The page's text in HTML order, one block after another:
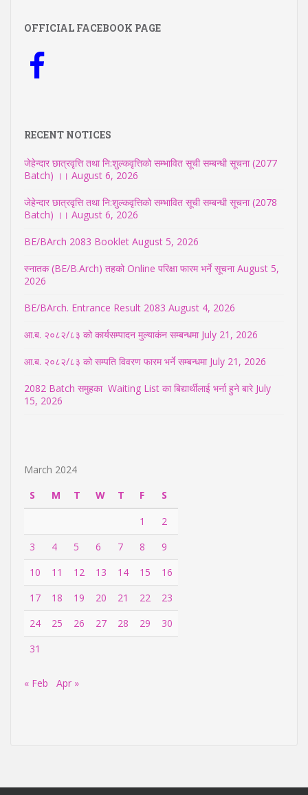
OFFICIAL FACEBOOK PAGE
RECENT NOTICES
जेहेन्दार छात्रवृत्ति तथा नि:शुल्कवृत्तिको सम्भावित सूची सम्बन्धी सूचना (2077
Batch) ।। August 6, 2026
जेहेन्दार छात्रवृत्ति तथा नि:शुल्कवृत्तिको सम्भावित सूची सम्बन्धी सूचना (2078
Batch) ।। August 6, 2026
BE/BArch 2083 Booklet August 5, 2026
स्नातक (BE/B.Arch) तहको Online परिक्षा फारम भर्ने सूचना August 5,
2026
BE/BArch. Entrance Result 2083 August 4, 2026
आ.ब. २०८२/८३ को कार्यसम्पादन मुल्याकंन सम्बन्धमा July 21, 2026
आ.ब. २०८२/८३ को सम्पति विवरण फारम भर्ने सम्बन्धमा July 21, 2026
2082 Batch समुहका Waiting List का बिद्यार्थीलाई भर्ना हुने बारे July
15, 2026
March 2024
S
M T W T F
S
1
2
3
4 5 6 7 8
9
10
11 12 13 14 15
16
17
18 19 20 21 22
23
24
25 26 27 28 29
30
31
« Feb Apr »